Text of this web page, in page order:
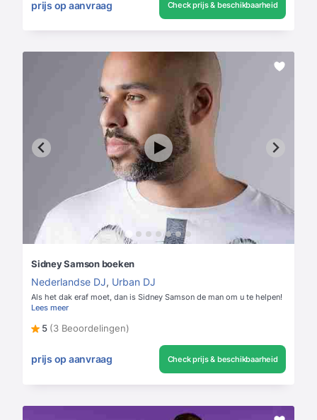
prijs op aanvraag Check prijs & beschikbaarheid
Sidney Samson boeken
Nederlandse DJ, Urban DJ
Als het dak eraf moet, dan is Sidney Samson de man om u te helpen!
Lees meer
5 (3 Beoordelingen)
prijs op aanvraag Check prijs & beschikbaarheid